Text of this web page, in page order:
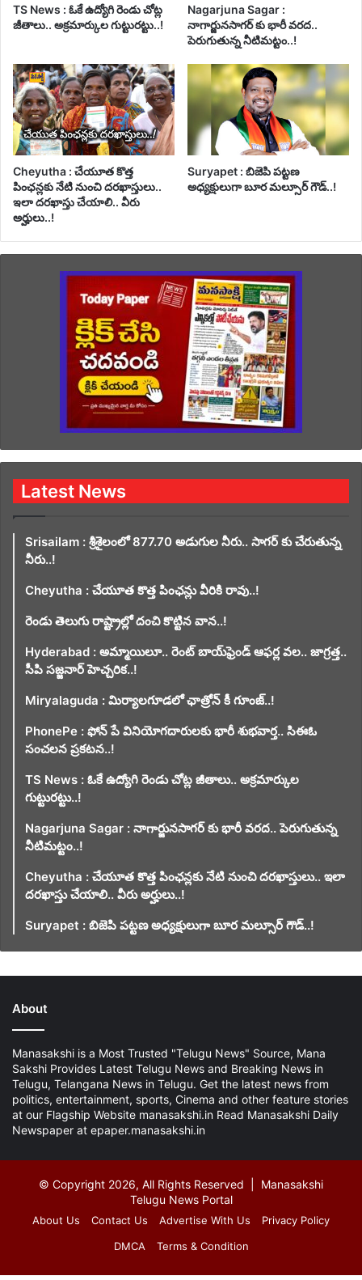
TS News : ఓకే ఉద్యోగి రెండు చోట్ల
జీతాలు.. అక్రమార్కుల గుట్టురట్టు..!
Nagarjuna Sagar :
నాగార్జునసాగర్ కు భారీ వరద..
పెరుగుతున్న నీటిమట్టం..!
Cheyutha : చేయూత కొత్త
పింఛన్లకు నేటి నుంచి దరఖాస్తులు..
ఇలా దరఖాస్తు చేయాలి.. వీరు
అర్హులు..!
Suryapet : బిజెపి పట్టణ
అధ్యక్షులుగా బూర మల్సూర్ గౌడ్..!
Latest News
Srisailam : శ్రీశైలంలో 877.70 అడుగుల నీరు.. సాగర్ కు చేరుతున్న
నీరు..!
Cheyutha : చేయూత కొత్త పింఛన్లు వీరికి రావు..!
రెండు తెలుగు రాష్ట్రాల్లో దంచి కొట్టిన వాన..!
Hyderabad : అమ్మాయిలూ.. రెంట్ బాయ్‌ఫ్రెండ్ ఆఫర్ల వల.. జాగ్రత్త..
సీపి సజ్జనార్ హెచ్చరిక..!
Miryalaguda : మిర్యాలగూడలో ఛాత్రోన్ కీ గూంజ్..!
PhonePe : ఫోన్ పే వినియోగదారులకు భారీ శుభవార్త.. సిఈఓ
సంచలన ప్రకటన..!
TS News : ఓకే ఉద్యోగి రెండు చోట్ల జీతాలు.. అక్రమార్కుల
గుట్టురట్టు..!
Nagarjuna Sagar : నాగార్జునసాగర్ కు భారీ వరద.. పెరుగుతున్న
నీటిమట్టం..!
Cheyutha : చేయూత కొత్త పింఛన్లకు నేటి నుంచి దరఖాస్తులు.. ఇలా
దరఖాస్తు చేయాలి.. వీరు అర్హులు..!
Suryapet : బిజెపి పట్టణ అధ్యక్షులుగా బూర మల్సూర్ గౌడ్..!
About
Manasakshi is a Most Trusted "Telugu News" Source, Mana
Sakshi Provides Latest Telugu News and Breaking News in
Telugu, Telangana News in Telugu. Get the latest news from
politics, entertainment, sports, Cinema and other feature stories
at our Flagship Website manasakshi.in Read Manasakshi Daily
Newspaper at epaper.manasakshi.in
© Copyright 2026, All Rights Reserved | Manasakshi
Telugu News Portal
About Us Contact Us Advertise With Us
Privacy Policy
DMCA
Terms & Condition